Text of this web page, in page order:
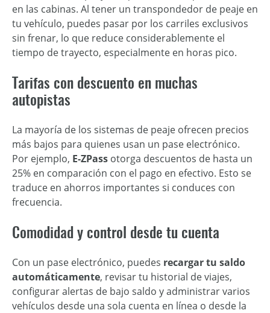
en las cabinas. Al tener un transpondedor de peaje en
tu vehículo, puedes pasar por los carriles exclusivos
sin frenar, lo que reduce considerablemente el
tiempo de trayecto, especialmente en horas pico.
Tarifas con descuento en muchas
autopistas
La mayoría de los sistemas de peaje ofrecen precios
más bajos para quienes usan un pase electrónico.
Por ejemplo, E-ZPass otorga descuentos de hasta un
25% en comparación con el pago en efectivo. Esto se
traduce en ahorros importantes si conduces con
frecuencia.
Comodidad y control desde tu cuenta
Con un pase electrónico, puedes recargar tu saldo
automáticamente, revisar tu historial de viajes,
configurar alertas de bajo saldo y administrar varios
vehículos desde una sola cuenta en línea o desde la